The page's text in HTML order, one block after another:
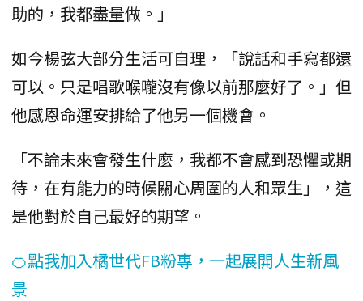
助的，我都盡量做。」
如今楊弦大部分生活可自理，「說話和手寫都還
可以。只是唱歌喉嚨沒有像以前那麼好了。」但
他感恩命運安排給了他另一個機會。
「不論未來會發生什麼，我都不會感到恐懼或期
待，在有能力的時候關心周圍的人和眾生」，這
是他對於自己最好的期望。
🍊點我加入橘世代FB粉專，一起展開人生新風
景